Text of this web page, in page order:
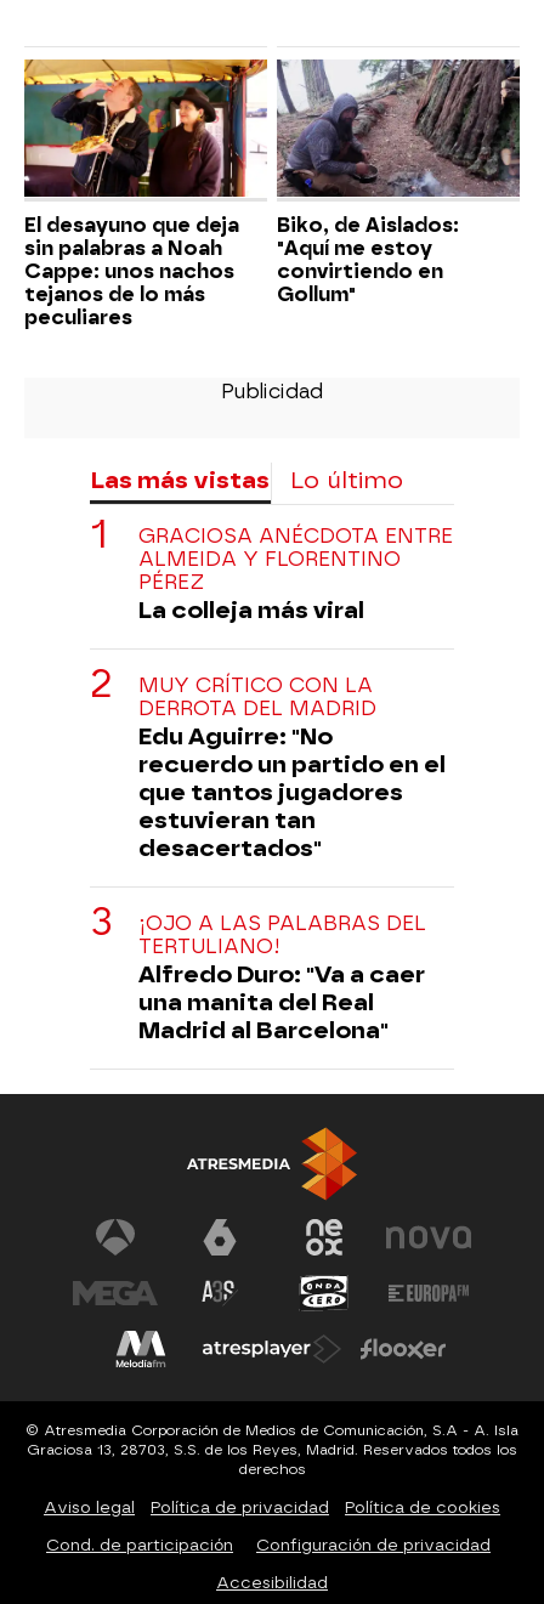
El desayuno que deja
sin palabras a Noah
Cappe: unos nachos
tejanos de lo más
peculiares
Biko, de Aislados:
"Aquí me estoy
convirtiendo en
Gollum"
Las más vistas Lo último
GRACIOSA ANÉCDOTA ENTRE
ALMEIDA Y FLORENTINO
PÉREZ
La colleja más viral
MUY CRÍTICO CON LA
DERROTA DEL MADRID
Edu Aguirre: "No
recuerdo un partido en el
que tantos jugadores
estuvieran tan
desacertados"
¡OJO A LAS PALABRAS DEL
TERTULIANO!
Alfredo Duro: "Va a caer
una manita del Real
Madrid al Barcelona"
© Atresmedia Corporación de Medios de Comunicación, S.A - A. Isla
Graciosa 13, 28703, S.S. de los Reyes, Madrid. Reservados todos los
derechos
Aviso legal Política de privacidad Política de cookies
Cond. de participación Configuración de privacidad
Accesibilidad